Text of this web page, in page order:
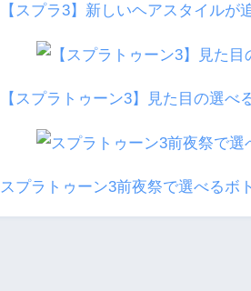
【スプラ3】新しいヘアスタイルが
【スプラトゥーン3】見た目の選
スプラトゥーン3前夜祭で選べるボ